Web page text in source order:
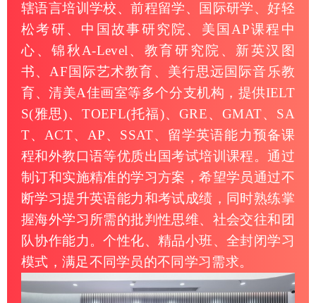
辖语言培训学校、前程留学、国际研学、好轻
松考研、中国故事研究院、美国AP课程中
心、锦秋A-Level、教育研究院、新英汉图
书、AF国际艺术教育、美行思远国际音乐教
育、清美A佳画室等多个分支机构，提供IELT
S(雅思)、TOEFL(托福)、GRE、GMAT、SA
T、ACT、AP、SSAT、留学英语能力预备课
程和外教口语等优质出国考试培训课程。通过
制订和实施精准的学习方案，希望学员通过不
断学习提升英语能力和考试成绩，同时熟练掌
握海外学习所需的批判性思维、社会交往和团
队协作能力。个性化、精品小班、全封闭学习
模式，满足不同学员的不同学习需求。